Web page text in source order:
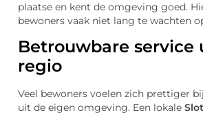
plaatse en kent de omgeving goed.
bewoners vaak niet lang te wachten
Betrouwbare service
regio
Veel bewoners voelen zich prettiger
uit de eigen omgeving. Een lokale